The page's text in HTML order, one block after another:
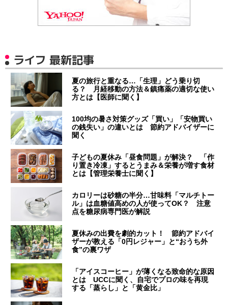
ライフ 最新記事
夏の旅行と重なる…「生理」どう乗り切
る？ 月経移動の方法＆鎮痛薬の適切な使い
方とは【医師に聞く】
100均の暑さ対策グッズ「買い」「安物買い
の銭失い」の違いとは 節約アドバイザーに
聞く
子どもの夏休み「昼食問題」が解決？ 「作
り置き冷凍」するとうまみ＆栄養が増す食材
とは【管理栄養士に聞く】
カロリーは砂糖の半分…甘味料「マルチトー
ル」は血糖値高めの人が使ってOK？ 注意
点を糖尿病専門医が解説
夏休みの出費を劇的カット！ 節約アドバイ
ザーが教える「0円レジャー」と“おうち外
食”の裏ワザ
「アイスコーヒー」が薄くなる致命的な原因
とは UCCに聞く、自宅でプロの味を再現
する「蒸らし」と「黄金比」